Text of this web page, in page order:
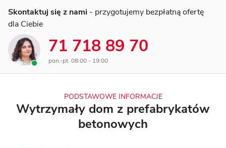
Skontaktuj się z nami - przygotujemy bezpłatną ofertę
dla Ciebie
71 718 89 70
pon.-pt. 08:00 - 19:00
PODSTAWOWE INFORMACJE
Wytrzymały dom z prefabrykatów
betonowych